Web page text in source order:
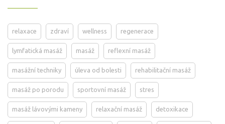
relaxace zdraví wellness regenerace
lymfatická masáž masáž reflexní masáž
masážní techniky úleva od bolesti rehabilitační masáž
masáž po porodu sportovní masáž stres
masáž lávovými kameny relaxační masáž detoxikace